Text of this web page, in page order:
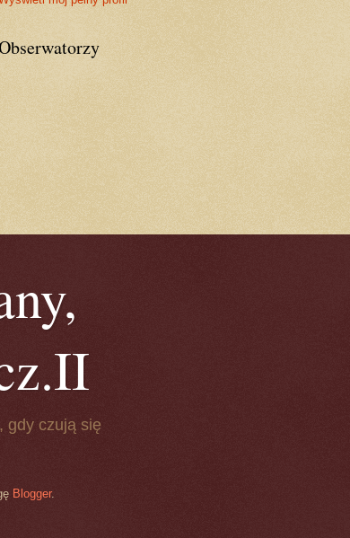
gdy czują się
Blogger.